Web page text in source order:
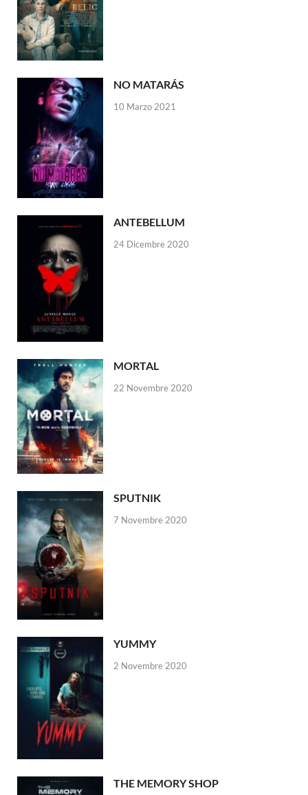
NO MATARÁS
10 Marzo 2021
ANTEBELLUM
24 Dicembre 2020
MORTAL
22 Novembre 2020
SPUTNIK
7 Novembre 2020
YUMMY
2 Novembre 2020
THE MEMORY SHOP